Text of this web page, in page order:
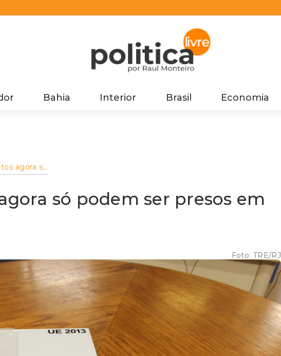
Bahia Interior Brasil Economia
agora só
em
só podem ser presos em
Foto: TRE/RJ